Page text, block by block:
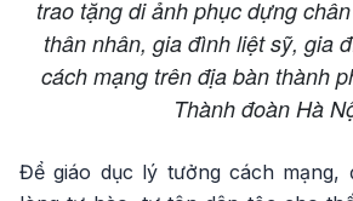
trao tặng di ảnh phục dựng
thân nhân, gia đình liệt sỹ, gia
cách mạng trên địa bàn thành
Thành đoàn Hà
Để giáo dục lý tưởng cách mạng,